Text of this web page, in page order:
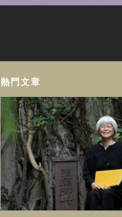
熱門文章